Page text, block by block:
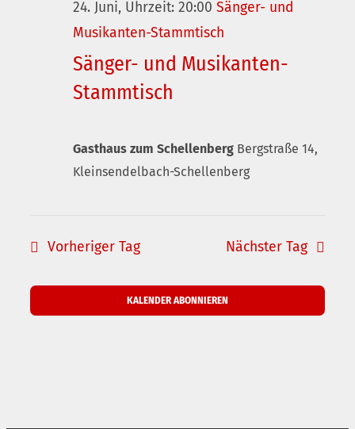
Sänger- und Musikanten-
Stammtisch
24. Juni, Uhrzeit: 20:00 Sänger- und
Musikanten-Stammtisch
Gasthaus zum Schellenberg Bergstraße 14,
Kleinsendelbach-Schellenberg
Vorheriger Tag Nächster Tag
KALENDER ABONNIEREN